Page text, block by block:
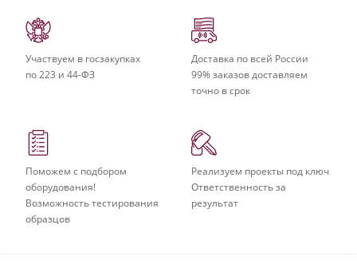
Участвуем в госзакупках
по 223 и 44-ФЗ
Доставка по всей России
99% заказов доставляем
точно в срок
Поможем с подбором
оборудования!
Возможность тестирования
образцов
Реализуем проекты под ключ
Ответственность за
результат